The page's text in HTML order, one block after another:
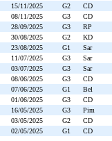
15/11/2025 G2 CD
08/11/2025 G3 CD
28/09/2025 G3 RP
30/08/2025 G2 KD
23/08/2025 G1 Sar
11/07/2025 G3 Sar
03/07/2025 G3 Sar
08/06/2025 G3 CD
07/06/2025 G1 Bel
01/06/2025 G3 CD
16/05/2025 G3 Pim
03/05/2025 G2 CD
02/05/2025 G1 CD